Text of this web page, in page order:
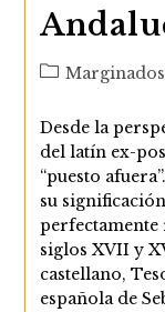
Categoría
la
entrada:
Marginados
Desde la
del latín ex-
“puesto
su
siglos XVII y
castellano,
española de